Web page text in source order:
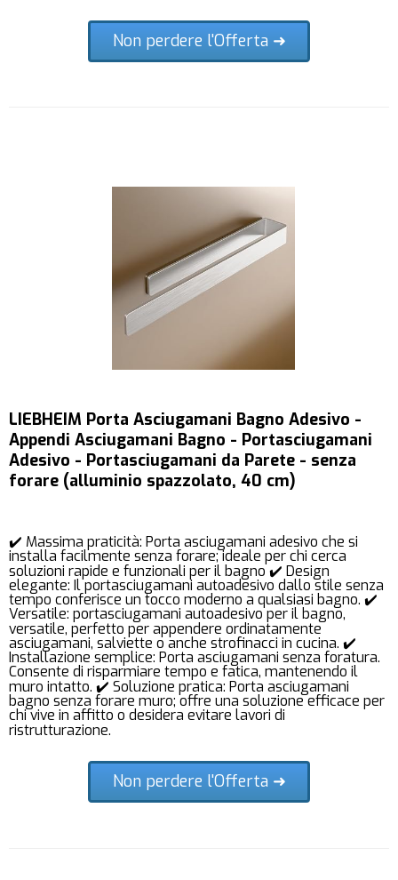
Non perdere l'Offerta ➜
LIEBHEIM Porta Asciugamani Bagno Adesivo -
Appendi Asciugamani Bagno - Portasciugamani
Adesivo - Portasciugamani da Parete - senza
forare (alluminio spazzolato, 40 cm)
✔️ Massima praticità: Porta asciugamani adesivo che si
installa facilmente senza forare; ideale per chi cerca
soluzioni rapide e funzionali per il bagno ✔️ Design
elegante: Il portasciugamani autoadesivo dallo stile senza
tempo conferisce un tocco moderno a qualsiasi bagno. ✔️
Versatile: portasciugamani autoadesivo per il bagno,
versatile, perfetto per appendere ordinatamente
asciugamani, salviette o anche strofinacci in cucina. ✔️
Installazione semplice: Porta asciugamani senza foratura.
Consente di risparmiare tempo e fatica, mantenendo il
muro intatto. ✔️ Soluzione pratica: Porta asciugamani
bagno senza forare muro; offre una soluzione efficace per
chi vive in affitto o desidera evitare lavori di
ristrutturazione.
Non perdere l'Offerta ➜